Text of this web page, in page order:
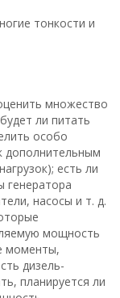
тонкости и
множество
ли питать
особо
дополнительным
есть ли
генератора
насосы и т. д.
мощность
моменты,
дизель-
планируется ли